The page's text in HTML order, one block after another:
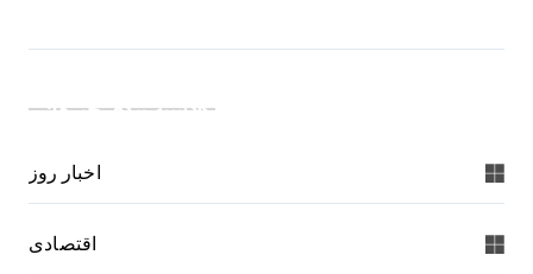
دسته بندی خبرها:
اخبار روز
اقتصادی